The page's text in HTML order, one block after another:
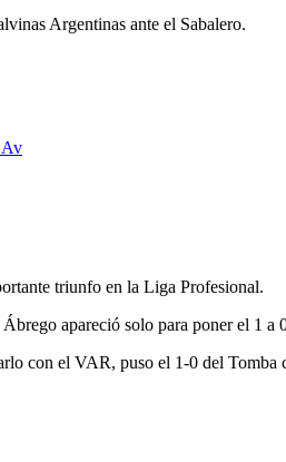
Argentinas ante el Sabalero.
triunfo en la Liga Profesional.
apareció solo para poner el 1 a
con el VAR, puso el 1-0 del Tomba